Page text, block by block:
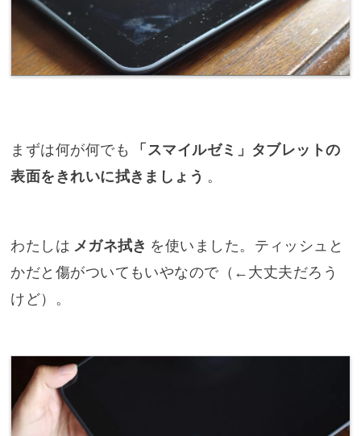
まずは何が何でも
「スマイルゼミ」タブレットの
表面をきれいに拭きましょう 。
わたしは メガネ拭き を使いました。ティッシュと
かだと傷がついてもいやなので（←大丈夫だろう
けど）。